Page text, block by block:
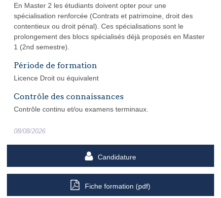
En Master 2 les étudiants doivent opter pour une
spécialisation renforcée (Contrats et patrimoine, droit des
contentieux ou droit pénal). Ces spécialisations sont le
prolongement des blocs spécialisés déjà proposés en Master
1 (2nd semestre).
Période de formation
Licence Droit ou équivalent
Contrôle des connaissances
Contrôle continu et/ou examens terminaux.
08/08/2026
Candidature
Fiche formation (pdf)